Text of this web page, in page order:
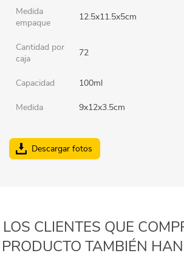
Medida
empaque
12.5x11.5x5cm
Cantidad por
caja
72
Capacidad 100ml
Medida 9x12x3.5cm
Descargar fotos
LOS CLIENTES QUE
PRODUCTO TAMBIÉN